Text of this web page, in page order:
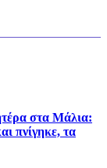
στα Μάλια:
πνίγηκε, τα